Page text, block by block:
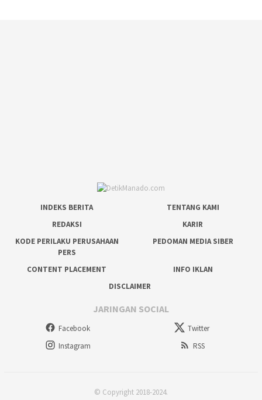
INDEKS BERITA
TENTANG KAMI
REDAKSI
KARIR
KODE PERILAKU PERUSAHAAN
PERS
PEDOMAN MEDIA SIBER
CONTENT PLACEMENT
INFO IKLAN
DISCLAIMER
JARINGAN SOCIAL
Facebook
Twitter
Instagram
RSS
© Copyright 2018-2024.